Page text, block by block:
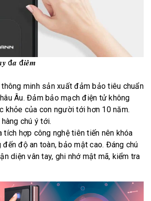
đ𝒂 đ𝒊𝒆̂̉𝒎
minh sản xuất đảm bảo tiêu chuẩn
Âu. Đảm bảo mạch điện tử không
khỏe của con người tới hơn 10 năm.
chú ý tới.
tích hợp công nghệ tiên tiến nên khóa
độ an toàn, bảo mật cao. Đáng chú
diện vân tay, ghi nhớ mật mã, kiểm tra